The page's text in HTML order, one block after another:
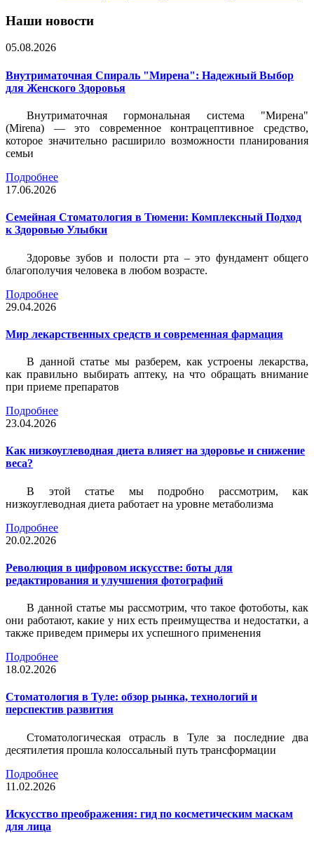
Наши новости
05.08.2026
Внутриматочная Спираль "Мирена": Надежный Выбор
для Женского Здоровья
Внутриматочная гормональная система "Мирена"
(Mirena) — это современное контрацептивное средство,
которое значительно расширило возможности планирования
семьи
Подробнее
17.06.2026
Семейная Стоматология в Тюмени: Комплексный Подход
к Здоровью Улыбки
Здоровье зубов и полости рта – это фундамент общего
благополучия человека в любом возрасте.
Подробнее
29.04.2026
Мир лекарственных средств и современная фармация
В данной статье мы разберем, как устроены лекарства,
как правильно выбирать аптеку, на что обращать внимание
при приеме препаратов
Подробнее
23.04.2026
Как низкоуглеводная диета влияет на здоровье и снижение
веса?
В этой статье мы подробно рассмотрим, как
низкоуглеводная диета работает на уровне метаболизма
Подробнее
20.02.2026
Революция в цифровом искусстве: боты для
редактирования и улучшения фотографий
В данной статье мы рассмотрим, что такое фотоботы, как
они работают, какие у них есть преимущества и недостатки, а
также приведем примеры их успешного применения
Подробнее
18.02.2026
Стоматология в Туле: обзор рынка, технологий и
перспектив развития
Стоматологическая отрасль в Туле за последние два
десятилетия прошла колоссальный путь трансформации
Подробнее
11.02.2026
Искусство преображения: гид по косметическим маскам
для лица